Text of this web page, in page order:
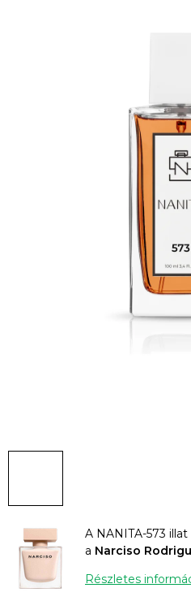
A NANITA-573
a Narciso
Részletes